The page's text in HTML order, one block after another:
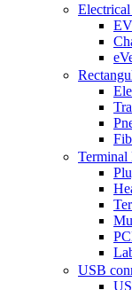
Terminal
USB